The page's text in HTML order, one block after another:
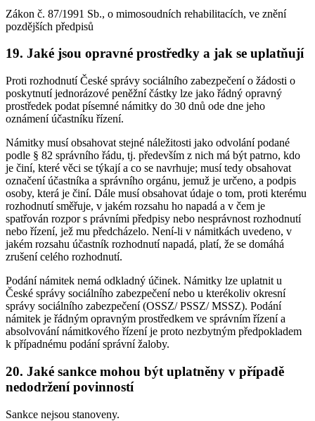
Zákon č. 87/1991 Sb., o mimosoudních rehabilitacích, ve znění
pozdějších předpisů
19. Jaké jsou opravné prostředky a jak se uplatňují
Proti rozhodnutí České správy sociálního zabezpečení o žádosti o
poskytnutí jednorázové peněžní částky lze jako řádný opravný
prostředek podat písemné námitky do 30 dnů ode dne jeho
oznámení účastníku řízení.
Námitky musí obsahovat stejné náležitosti jako odvolání podané
podle § 82 správního řádu, tj. především z nich má být patrno, kdo
je činí, které věci se týkají a co se navrhuje; musí tedy obsahovat
označení účastníka a správního orgánu, jemuž je určeno, a podpis
osoby, která je činí. Dále musí obsahovat údaje o tom, proti kterému
rozhodnutí směřuje, v jakém rozsahu ho napadá a v čem je
spatřován rozpor s právními předpisy nebo nesprávnost rozhodnutí
nebo řízení, jež mu předcházelo. Není-li v námitkách uvedeno, v
jakém rozsahu účastník rozhodnutí napadá, platí, že se domáhá
zrušení celého rozhodnutí.
Podání námitek nemá odkladný účinek. Námitky lze uplatnit u
České správy sociálního zabezpečení nebo u kterékoliv okresní
správy sociálního zabezpečení (OSSZ/ PSSZ/ MSSZ). Podání
námitek je řádným opravným prostředkem ve správním řízení a
absolvování námitkového řízení je proto nezbytným předpokladem
k případnému podání správní žaloby.
20. Jaké sankce mohou být uplatněny v případě
nedodržení povinností
Sankce nejsou stanoveny.